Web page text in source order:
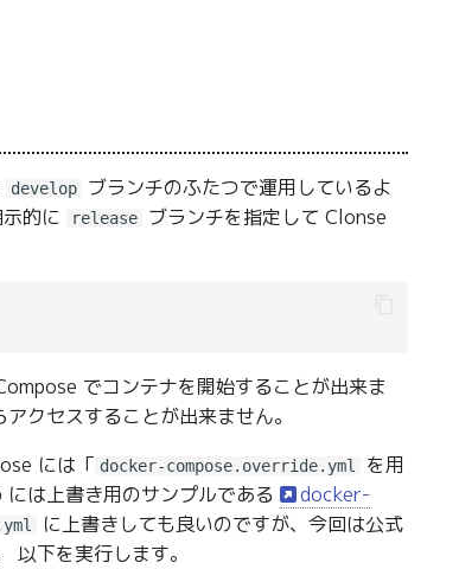
develop
ブランチのふたつで運用しているよ
的に release
ブランチを指定して Clonse
でコンテナを開始することが出来ま
クセスすることが出来ません。
には「 docker-compose.override.yml
を用
は上書き用のサンプルである
docker-
に上書きしても良いのですが、今回は公式
以下を実行します。